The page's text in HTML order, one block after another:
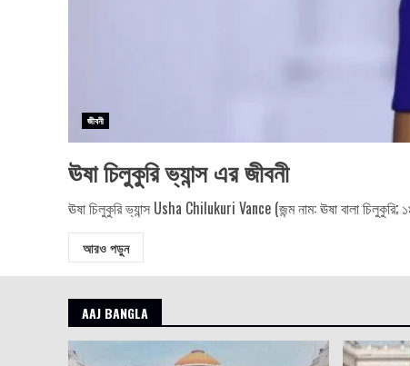
জীবনী
ঊষা চিলুকুরি ভ্যান্স এর জীবনী
ঊষা চিলুকুরি ভ্যান্স Usha Chilukuri Vance (জন্ম নাম: ঊষা বালা
আরও পড়ুন
AAJ BANGLA